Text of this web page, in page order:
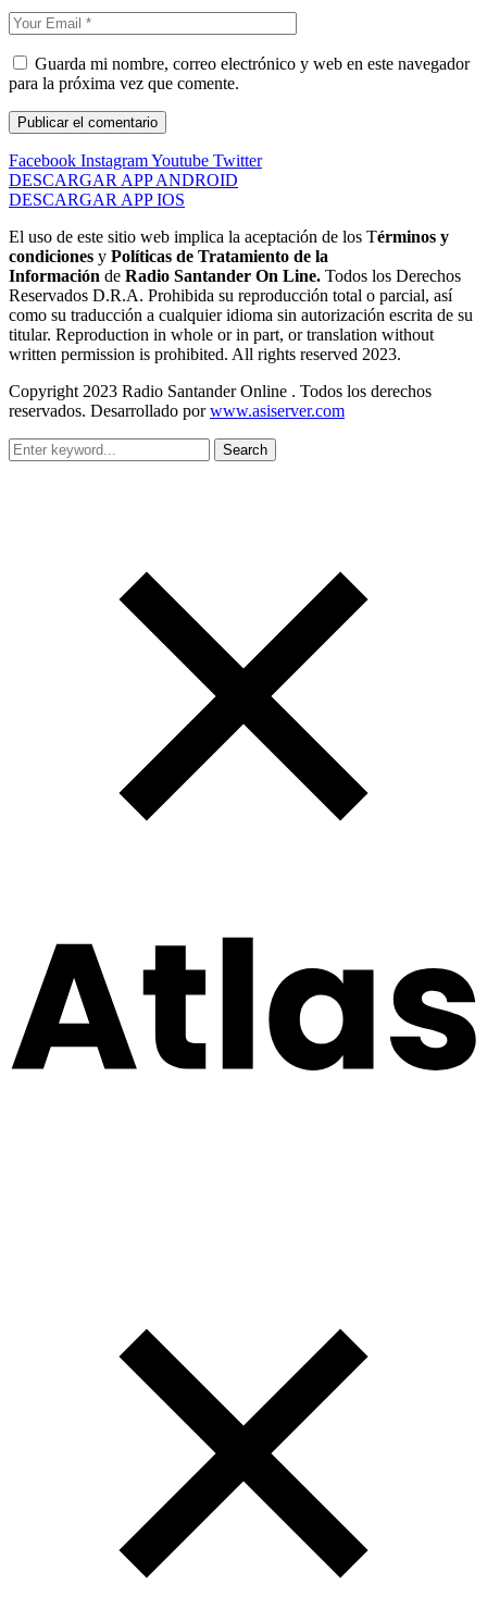
Guarda mi nombre, correo electrónico y web en este navegador
para la próxima vez que comente.
Facebook InstagramYoutube Twitter
DESCARGAR APP ANDROID
DESCARGAR APP IOS
El uso de este sitio web implica la aceptación de los Términos y
condiciones y Políticas de Tratamiento de la
Información de Radio Santander On Line. Todos los Derechos
Reservados D.R.A. Prohibida su reproducción total o parcial, así
como su traducción a cualquier idioma sin autorización escrita de su
titular. Reproduction in whole or in part, or translation without
written permission is prohibited. All rights reserved 2023.
Copyright 2023 Radio Santander Online . Todos los derechos
reservados. Desarrollado porwww.asiserver.com
Search